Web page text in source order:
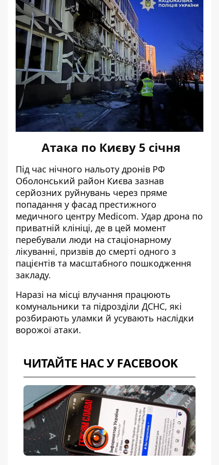
Атака по Києву 5 січня
Під час нічного нальоту дронів РФ
Оболонський район Києва зазнав
серйозних руйнувань через пряме
попадання у фасад престижного
медичного центру Medicom. Удар дрона по
приватній клініці, де в цей момент
перебували люди на стаціонарному
лікуванні, призвів до смерті одного з
пацієнтів та масштабного пошкодження
закладу.
Наразі на місці влучання працюють
комунальники та підрозділи ДСНС, які
розбирають уламки й усувають наслідки
ворожої атаки.
ЧИТАЙТЕ НАС У FACEBOOK